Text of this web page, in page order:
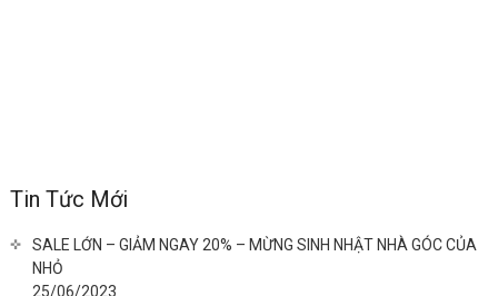
Tin Tức Mới
SALE LỚN – GIẢM NGAY 20% – MỪNG SINH NHẬT NHÀ GÓC CỦA
NHỎ
25/06/2023